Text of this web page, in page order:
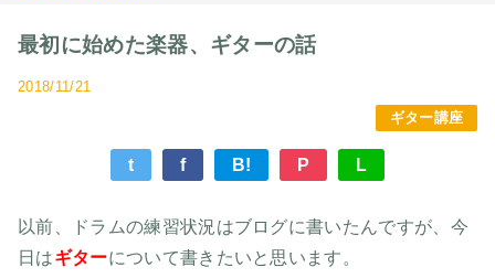
最初に始めた楽器、ギターの話
2018/11/21
ギター講座
t f B! P L
以前、ドラムの練習状況はブログに書いたんですが、今
日はギターについて書きたいと思います。